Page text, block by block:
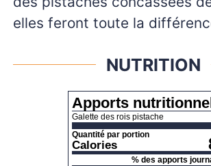
elles feront toute la
NUTRITION
Apports
Galette des rois pistache
Quantité par portion
Calories
% des apports